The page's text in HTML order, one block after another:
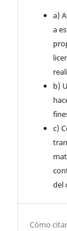
a)
a
b)
c)
del
Cómo citar